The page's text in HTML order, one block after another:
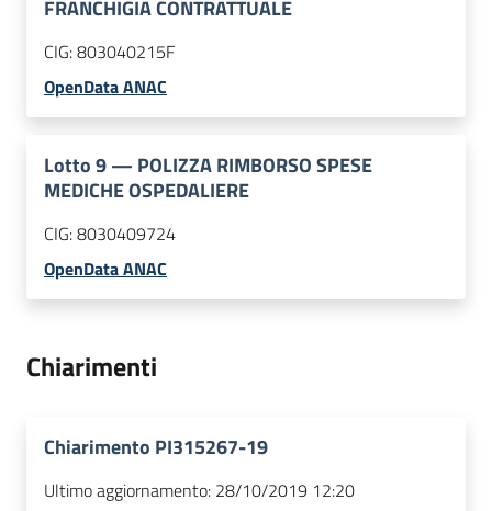
FRANCHIGIA CONTRATTUALE
CIG:803040215F
OpenData ANAC
Lotto9— POLIZZA RIMBORSO SPESE
MEDICHE OSPEDALIERE
CIG:8030409724
OpenData ANAC
Chiarimenti
Chiarimento PI315267-19
Ultimo aggiornamento: 28/10/2019 12:20